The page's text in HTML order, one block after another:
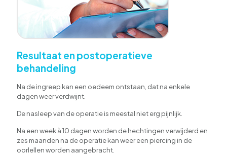
Resultaat en postoperatieve
behandeling
Na de ingreep kan een oedeem ontstaan, dat na enkele
dagen weer verdwijnt.
De nasleep van de operatie is meestal niet erg pijnlijk.
Na een week à 10 dagen worden de hechtingen verwijderd en
zes maanden na de operatie kan weer een piercing in de
oorlellen worden aangebracht.